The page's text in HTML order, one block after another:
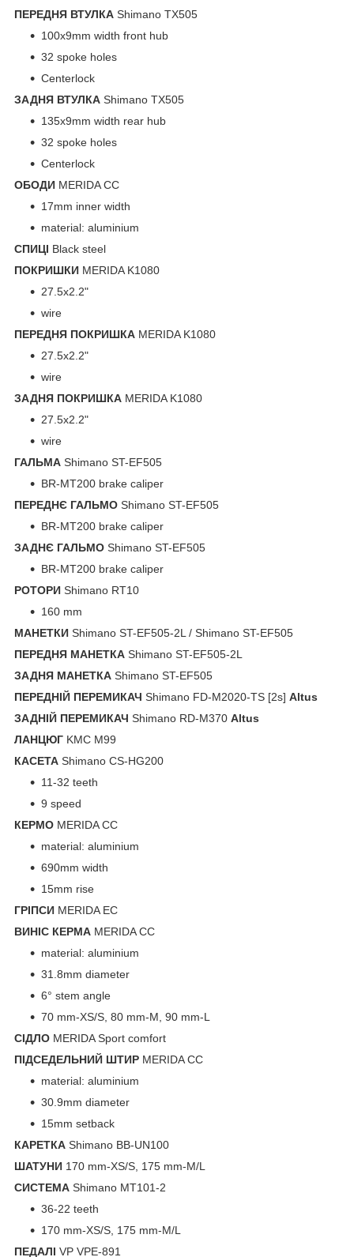
ПЕРЕДНЯ ВТУЛКА Shimano TX505
100x9mm width front hub
32 spoke holes
Centerlock
ЗАДНЯ ВТУЛКА Shimano TX505
135x9mm width rear hub
32 spoke holes
Centerlock
ОБОДИ MERIDA CC
17mm inner width
material: aluminium
СПИЦI Black steel
ПОКРИШКИ MERIDA K1080
27.5x2.2"
wire
ПЕРЕДНЯ ПОКРИШКА MERIDA K1080
27.5x2.2"
wire
ЗАДНЯ ПОКРИШКА MERIDA K1080
27.5x2.2"
wire
ГАЛЬМА Shimano ST-EF505
BR-MT200 brake caliper
ПЕРЕДНЄ ГАЛЬМО Shimano ST-EF505
BR-MT200 brake caliper
ЗАДНЄ ГАЛЬМО Shimano ST-EF505
BR-MT200 brake caliper
РОТОРИ Shimano RT10
160 mm
МАНЕТКИ Shimano ST-EF505-2L / Shimano ST-EF505
ПЕРЕДНЯ МАНЕТКА Shimano ST-EF505-2L
ЗАДНЯ МАНЕТКА Shimano ST-EF505
ПЕРЕДНIЙ ПЕРЕМИКАЧ Shimano FD-M2020-TS [2s] Altus
ЗАДНIЙ ПЕРЕМИКАЧ Shimano RD-M370 Altus
ЛАНЦЮГ KMC M99
КАСЕТА Shimano CS-HG200
11-32 teeth
9 speed
КЕРМО MERIDA CC
material: aluminium
690mm width
15mm rise
ГРIПСИ MERIDA EC
ВИНIС КЕРМА MERIDA CC
material: aluminium
31.8mm diameter
6° stem angle
70 mm-XS/S, 80 mm-M, 90 mm-L
СIДЛО MERIDA Sport comfort
ПIДСЕДЕЛЬНИЙ ШТИР MERIDA CC
material: aluminium
30.9mm diameter
15mm setback
КАРЕТКА Shimano BB-UN100
ШАТУНИ 170 mm-XS/S, 175 mm-M/L
СИСТЕМА Shimano MT101-2
36-22 teeth
170 mm-XS/S, 175 mm-M/L
ПЕДАЛI VP VPE-891